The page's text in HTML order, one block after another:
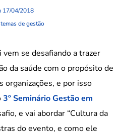
17/04/2018
de gestão
se desafiando a trazer
da saúde com o propósito de
organizações, e por isso
3º Seminário Gestão em
e vai abordar “Cultura da
do evento, e como ele